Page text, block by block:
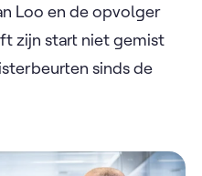
Loo en de opvolger
zijn start niet gemist
sinds de